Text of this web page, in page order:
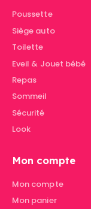
Poussette
Siège auto
Toilette
Eveil & Jouet bébé
Repas
Sommeil
Sécurité
Look
Mon compte
Mon compte
Mon panier